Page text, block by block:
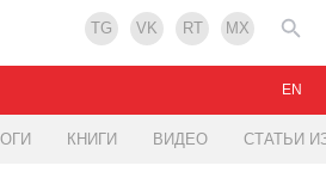
TG VK RT MX
КНИГИ ВИДЕО СТАТЬИ
EN